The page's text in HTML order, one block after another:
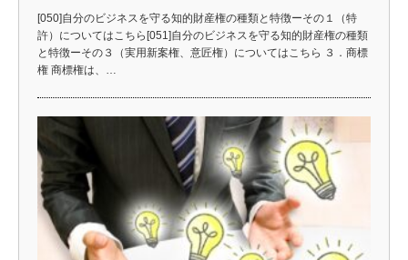
[050]自分のビジネスを守る知的財産権の種類と特徴ーその１（特
許）についてはこちら[051]自分のビジネスを守る知的財産権の種類
と特徴ーその３（実用新案権、意匠権）についてはこちら ３．商標
権 商標権は、…